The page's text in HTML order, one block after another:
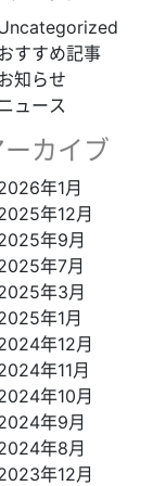
すすめ記事
知らせ
ュース
カイブ
年1月
年12月
年9月
年7月
年3月
年1月
年12月
年11月
年10月
年9月
年8月
年12月